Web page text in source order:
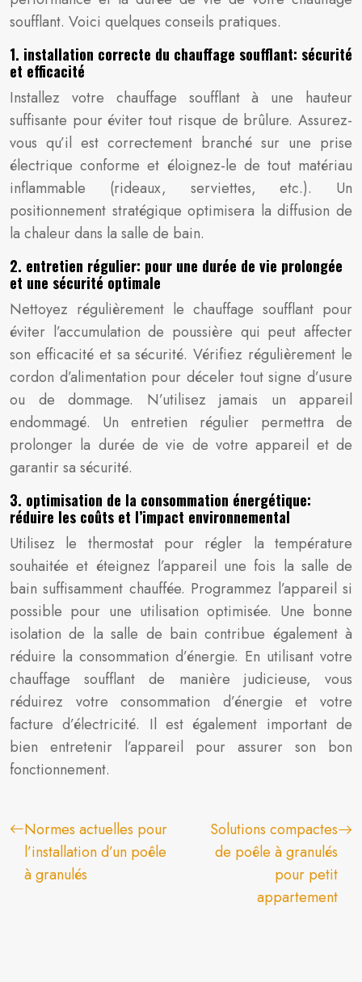
soufflant. Voici quelques conseils pratiques.
1. installation correcte du chauffage soufflant: sécurité
et efficacité
Installez votre chauffage soufflant à une hauteur
suffisante pour éviter tout risque de brûlure. Assurez-
vous qu’il est correctement branché sur une prise
électrique conforme et éloignez-le de tout matériau
inflammable (rideaux, serviettes, etc.). Un
positionnement stratégique optimisera la diffusion de
la chaleur dans la salle de bain.
2. entretien régulier: pour une durée de vie prolongée
et une sécurité optimale
Nettoyez régulièrement le chauffage soufflant pour
éviter l’accumulation de poussière qui peut affecter
son efficacité et sa sécurité. Vérifiez régulièrement le
cordon d’alimentation pour déceler tout signe d’usure
ou de dommage. N’utilisez jamais un appareil
endommagé. Un entretien régulier permettra de
prolonger la durée de vie de votre appareil et de
garantir sa sécurité.
3. optimisation de la consommation énergétique:
réduire les coûts et l’impact environnemental
Utilisez le thermostat pour régler la température
souhaitée et éteignez l’appareil une fois la salle de
bain suffisamment chauffée. Programmez l’appareil si
possible pour une utilisation optimisée. Une bonne
isolation de la salle de bain contribue également à
réduire la consommation d’énergie. En utilisant votre
chauffage soufflant de manière judicieuse, vous
réduirez votre consommation d’énergie et votre
facture d’électricité. Il est également important de
bien entretenir l’appareil pour assurer son bon
fonctionnement.
Normes actuelles pour
l’installation d’un poêle
à granulés
Solutions compactes
de poêle à granulés
pour petit
appartement